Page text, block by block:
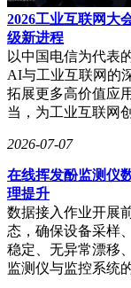
2026工业互联网大
级新进程
以中国电信为代表
AI与工业互联网的
拓展更多高价值应
当，为工业互联网
2026-07-07
在线挥发酚监测仪
理提升
数据接入作业开展
态，确保设备采样
稳定、无异常漂移
监测仪与监控系统